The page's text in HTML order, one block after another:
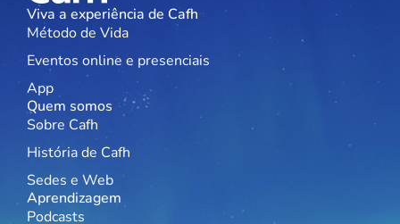
Viva a experiência de Cafh
Método de Vida
Eventos online e presenciais
App
Quem somos
Sobre Cafh
História de Cafh
Sedes e Web
Aprendizagem
Podcasts